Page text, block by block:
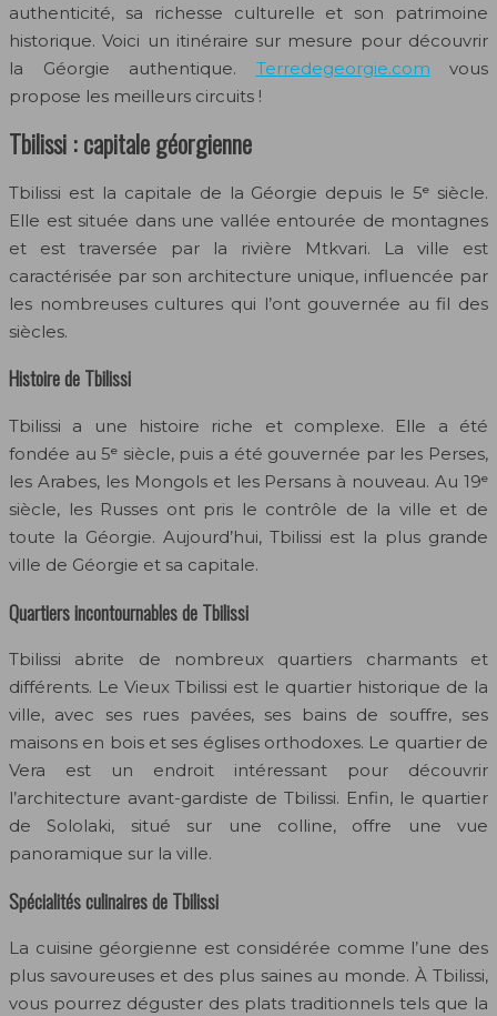
authenticité, sa richesse culturelle et son patrimoine
historique. Voici un itinéraire sur mesure pour découvrir
la Géorgie authentique. Terredegeorgie.com vous
propose les meilleurs circuits !
Tbilissi : capitale géorgienne
Tbilissi est la capitale de la Géorgie depuis le 5ᵉ siècle.
Elle est située dans une vallée entourée de montagnes
et est traversée par la rivière Mtkvari. La ville est
caractérisée par son architecture unique, influencée par
les nombreuses cultures qui l’ont gouvernée au fil des
siècles.
Histoire de Tbilissi
Tbilissi a une histoire riche et complexe. Elle a été
fondée au 5ᵉ siècle, puis a été gouvernée par les Perses,
les Arabes, les Mongols et les Persans à nouveau. Au 19ᵉ
siècle, les Russes ont pris le contrôle de la ville et de
toute la Géorgie. Aujourd’hui, Tbilissi est la plus grande
ville de Géorgie et sa capitale.
Quartiers incontournables de Tbilissi
Tbilissi abrite de nombreux quartiers charmants et
différents. Le Vieux Tbilissi est le quartier historique de la
ville, avec ses rues pavées, ses bains de souffre, ses
maisons en bois et ses églises orthodoxes. Le quartier de
Vera est un endroit intéressant pour découvrir
l’architecture avant-gardiste de Tbilissi. Enfin, le quartier
de Sololaki, situé sur une colline, offre une vue
panoramique sur la ville.
Spécialités culinaires de Tbilissi
La cuisine géorgienne est considérée comme l’une des
plus savoureuses et des plus saines au monde. À Tbilissi,
vous pourrez déguster des plats traditionnels tels que la